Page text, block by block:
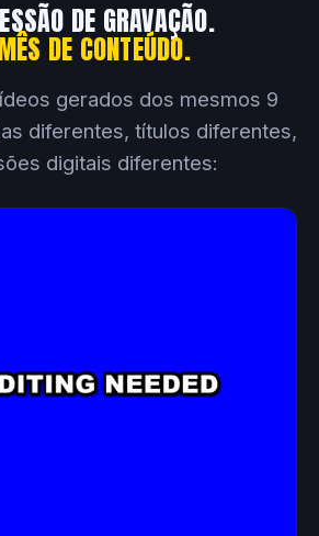
DE GRAVAÇÃO.
DE CONTEÚDO.
gerados dos mesmos 9
diferentes, títulos diferentes,
digitais diferentes: